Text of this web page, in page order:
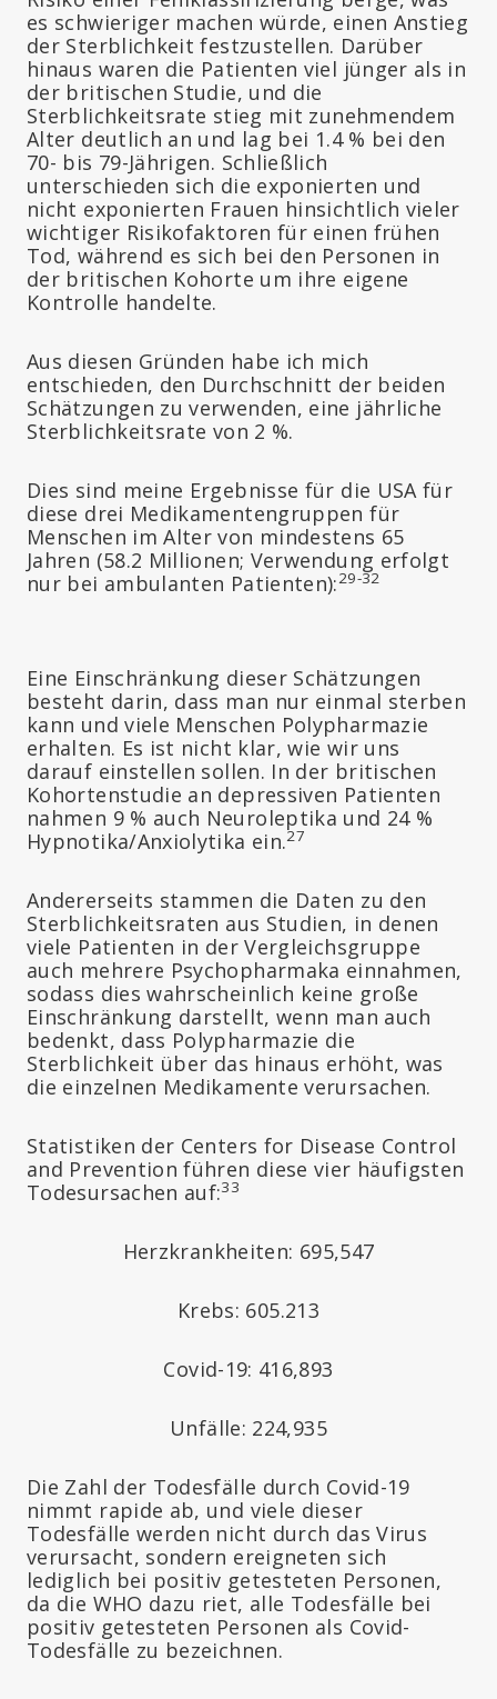
es schwieriger machen würde, einen Anstieg
der Sterblichkeit festzustellen. Darüber
hinaus waren die Patienten viel jünger als in
der britischen Studie, und die
Sterblichkeitsrate stieg mit zunehmendem
Alter deutlich an und lag bei 1.4 % bei den
70- bis 79-Jährigen. Schließlich
unterschieden sich die exponierten und
nicht exponierten Frauen hinsichtlich vieler
wichtiger Risikofaktoren für einen frühen
Tod, während es sich bei den Personen in
der britischen Kohorte um ihre eigene
Kontrolle handelte.
Aus diesen Gründen habe ich mich
entschieden, den Durchschnitt der beiden
Schätzungen zu verwenden, eine jährliche
Sterblichkeitsrate von 2 %.
Dies sind meine Ergebnisse für die USA für
diese drei Medikamentengruppen für
Menschen im Alter von mindestens 65
Jahren (58.2 Millionen; Verwendung erfolgt
nur bei ambulanten Patienten):29-32
Eine Einschränkung dieser Schätzungen
besteht darin, dass man nur einmal sterben
kann und viele Menschen Polypharmazie
erhalten. Es ist nicht klar, wie wir uns
darauf einstellen sollen. In der britischen
Kohortenstudie an depressiven Patienten
nahmen 9 % auch Neuroleptika und 24 %
Hypnotika/Anxiolytika ein.27
Andererseits stammen die Daten zu den
Sterblichkeitsraten aus Studien, in denen
viele Patienten in der Vergleichsgruppe
auch mehrere Psychopharmaka einnahmen,
sodass dies wahrscheinlich keine große
Einschränkung darstellt, wenn man auch
bedenkt, dass Polypharmazie die
Sterblichkeit über das hinaus erhöht, was
die einzelnen Medikamente verursachen.
Statistiken der Centers for Disease Control
and Prevention führen diese vier häufigsten
Todesursachen auf:33
Herzkrankheiten: 695,547
Krebs: 605.213
Covid-19: 416,893
Unfälle: 224,935
Die Zahl der Todesfälle durch Covid-19
nimmt rapide ab, und viele dieser
Todesfälle werden nicht durch das Virus
verursacht, sondern ereigneten sich
lediglich bei positiv getesteten Personen,
da die WHO dazu riet, alle Todesfälle bei
positiv getesteten Personen als Covid-
Todesfälle zu bezeichnen.